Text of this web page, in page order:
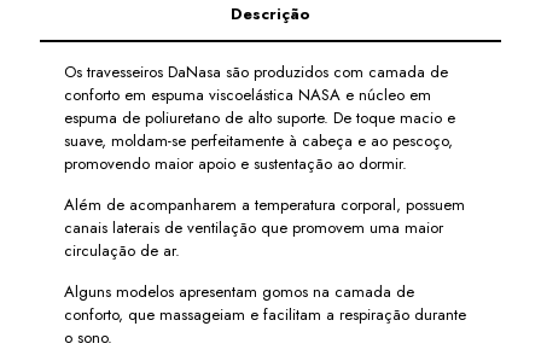
Descrição
Os travesseiros DaNasa são produzidos com camada de
conforto em espuma viscoelástica NASA e núcleo em
espuma de poliuretano de alto suporte. De toque macio e
suave, moldam-se perfeitamente à cabeça e ao pescoço,
promovendo maior apoio e sustentação ao dormir.
Além de acompanharem a temperatura corporal, possuem
canais laterais de ventilação que promovem uma maior
circulação de ar.
Alguns modelos apresentam gomos na camada de
conforto, que massageiam e facilitam a respiração durante
o sono.